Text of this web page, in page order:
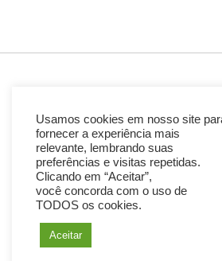
Usamos cookies em nosso site
fornecer a experiência mais
relevante, lembrando suas
preferências e visitas repetidas.
Clicando em “Aceitar”,
você concorda com o uso de
TODOS os cookies.
Aceitar